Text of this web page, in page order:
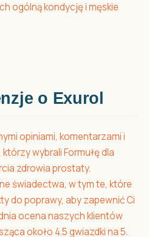
ogólną kondycję i męskie
o Exurol
opiniami, komentarzami i
wybrali Formułę dla
zdrowia prostaty.
świadectwa, w tym te, które
do poprawy, aby zapewnić Ci
ocena naszych klientów
około 4.5 gwiazdki na 5.